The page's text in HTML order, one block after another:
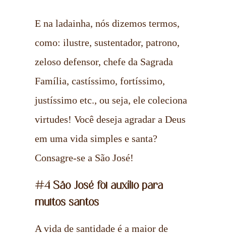
E na ladainha, nós dizemos termos,
como: ilustre, sustentador, patrono,
zeloso defensor, chefe da Sagrada
Família, castíssimo, fortíssimo,
justíssimo etc., ou seja, ele coleciona
virtudes! Você deseja agradar a Deus
em uma vida simples e santa?
Consagre-se a São José!
#4 São José foi auxílio para
muitos santos
A vida de santidade é a maior de